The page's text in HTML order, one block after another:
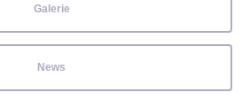
Galerie
News